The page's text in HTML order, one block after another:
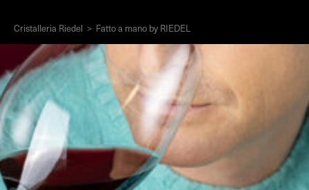
Cristalleria Riedel > Fatto a mano by RIEDEL